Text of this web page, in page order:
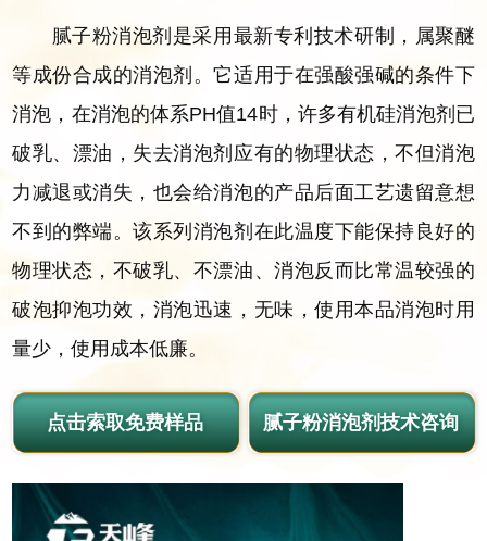
腻子粉消泡剂是采用最新专利技术研制，属聚醚
等成份合成的消泡剂。它适用于在强酸强碱的条件下
消泡，在消泡的体系PH值14时，许多有机硅消泡剂已
破乳、漂油，失去消泡剂应有的物理状态，不但消泡
力减退或消失，也会给消泡的产品后面工艺遗留意想
不到的弊端。该系列消泡剂在此温度下能保持良好的
物理状态，不破乳、不漂油、消泡反而比常温较强的
破泡抑泡功效，消泡迅速，无味，使用本品消泡时用
量少，使用成本低廉。
点击索取免费样品 腻子粉消泡剂技术咨询